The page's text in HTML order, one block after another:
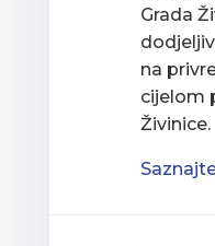
Grada
na
cijelom
Živinice.